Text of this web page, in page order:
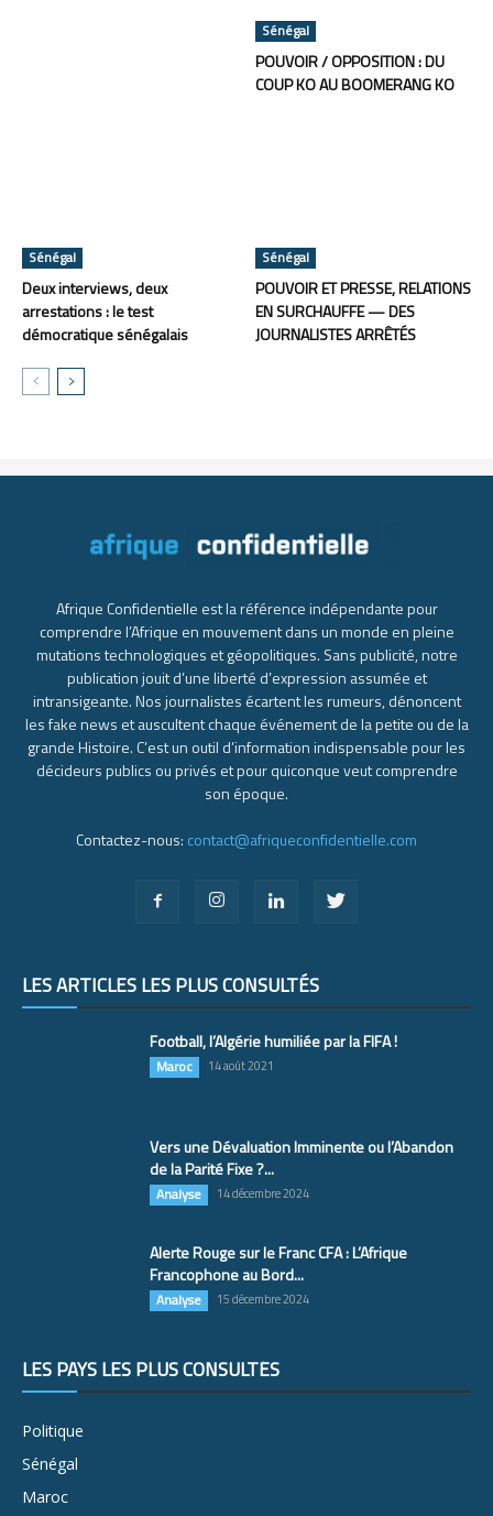
Sénégal
POUVOIR / OPPOSITION : DU
COUP KO AU BOOMERANG KO
Sénégal
Deux interviews, deux
arrestations : le test
démocratique sénégalais
Sénégal
POUVOIR ET PRESSE, RELATIONS
EN SURCHAUFFE — DES
JOURNALISTES ARRÊTÉS
Afrique Confidentielle est la référence indépendante pour
comprendre l’Afrique en mouvement dans un monde en pleine
mutations technologiques et géopolitiques. Sans publicité, notre
publication jouit d’une liberté d’expression assumée et
intransigeante. Nos journalistes écartent les rumeurs, dénoncent
les fake news et auscultent chaque événement de la petite ou de la
grande Histoire. C’est un outil d’information indispensable pour les
décideurs publics ou privés et pour quiconque veut comprendre
son époque.
Contactez-nous: contact@afriqueconfidentielle.com
LES ARTICLES LES PLUS CONSULTÉS
Football, l’Algérie humiliée par la FIFA !
Maroc 14 août 2021
Vers une Dévaluation Imminente ou l’Abandon
de la Parité Fixe ?...
Analyse 14 décembre 2024
Alerte Rouge sur le Franc CFA : L’Afrique
Francophone au Bord...
Analyse 15 décembre 2024
LES PAYS LES PLUS CONSULTÉS
Politique
Sénégal
Maroc